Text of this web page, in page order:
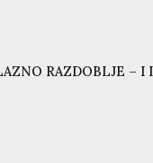
RAZDOBLJE –